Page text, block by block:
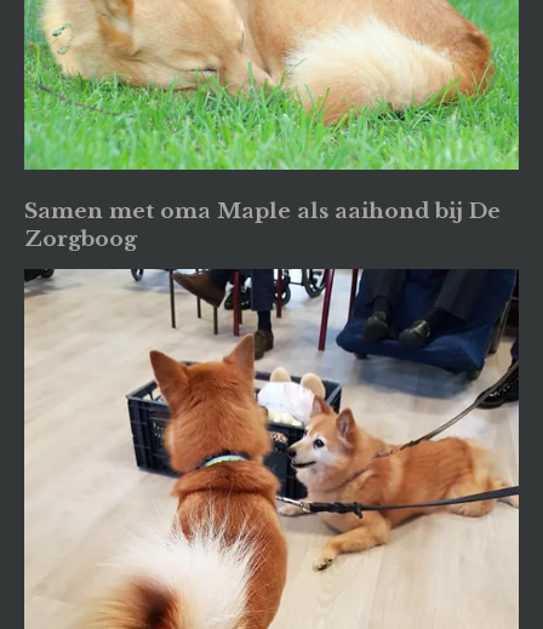
Samen met oma Maple als aaihond bij De
Zorgboog